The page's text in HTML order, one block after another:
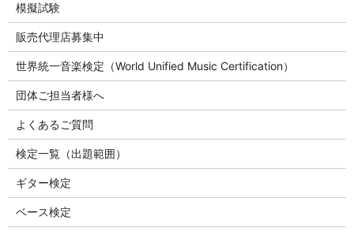
模擬試験
販売代理店募集中
世界統一音楽検定（World Unified Music Certification）
団体ご担当者様へ
よくあるご質問
検定一覧（出題範囲）
ギター検定
ベース検定